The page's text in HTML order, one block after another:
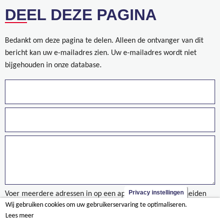
DEEL DEZE PAGINA
Bedankt om deze pagina te delen. Alleen de ontvanger van dit
bericht kan uw e-mailadres zien. Uw e-mailadres wordt niet
bijgehouden in onze database.
Voer meerdere adressen in op een aparte regels of gescheiden
door een komma.
Privacy instellingen
Wij gebruiken cookies om uw gebruikerservaring te optimaliseren.
Lees meer